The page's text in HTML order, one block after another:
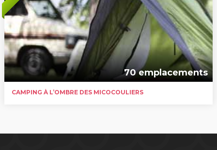
70 emplacements
CAMPING À L’OMBRE DES MICOCOULIERS